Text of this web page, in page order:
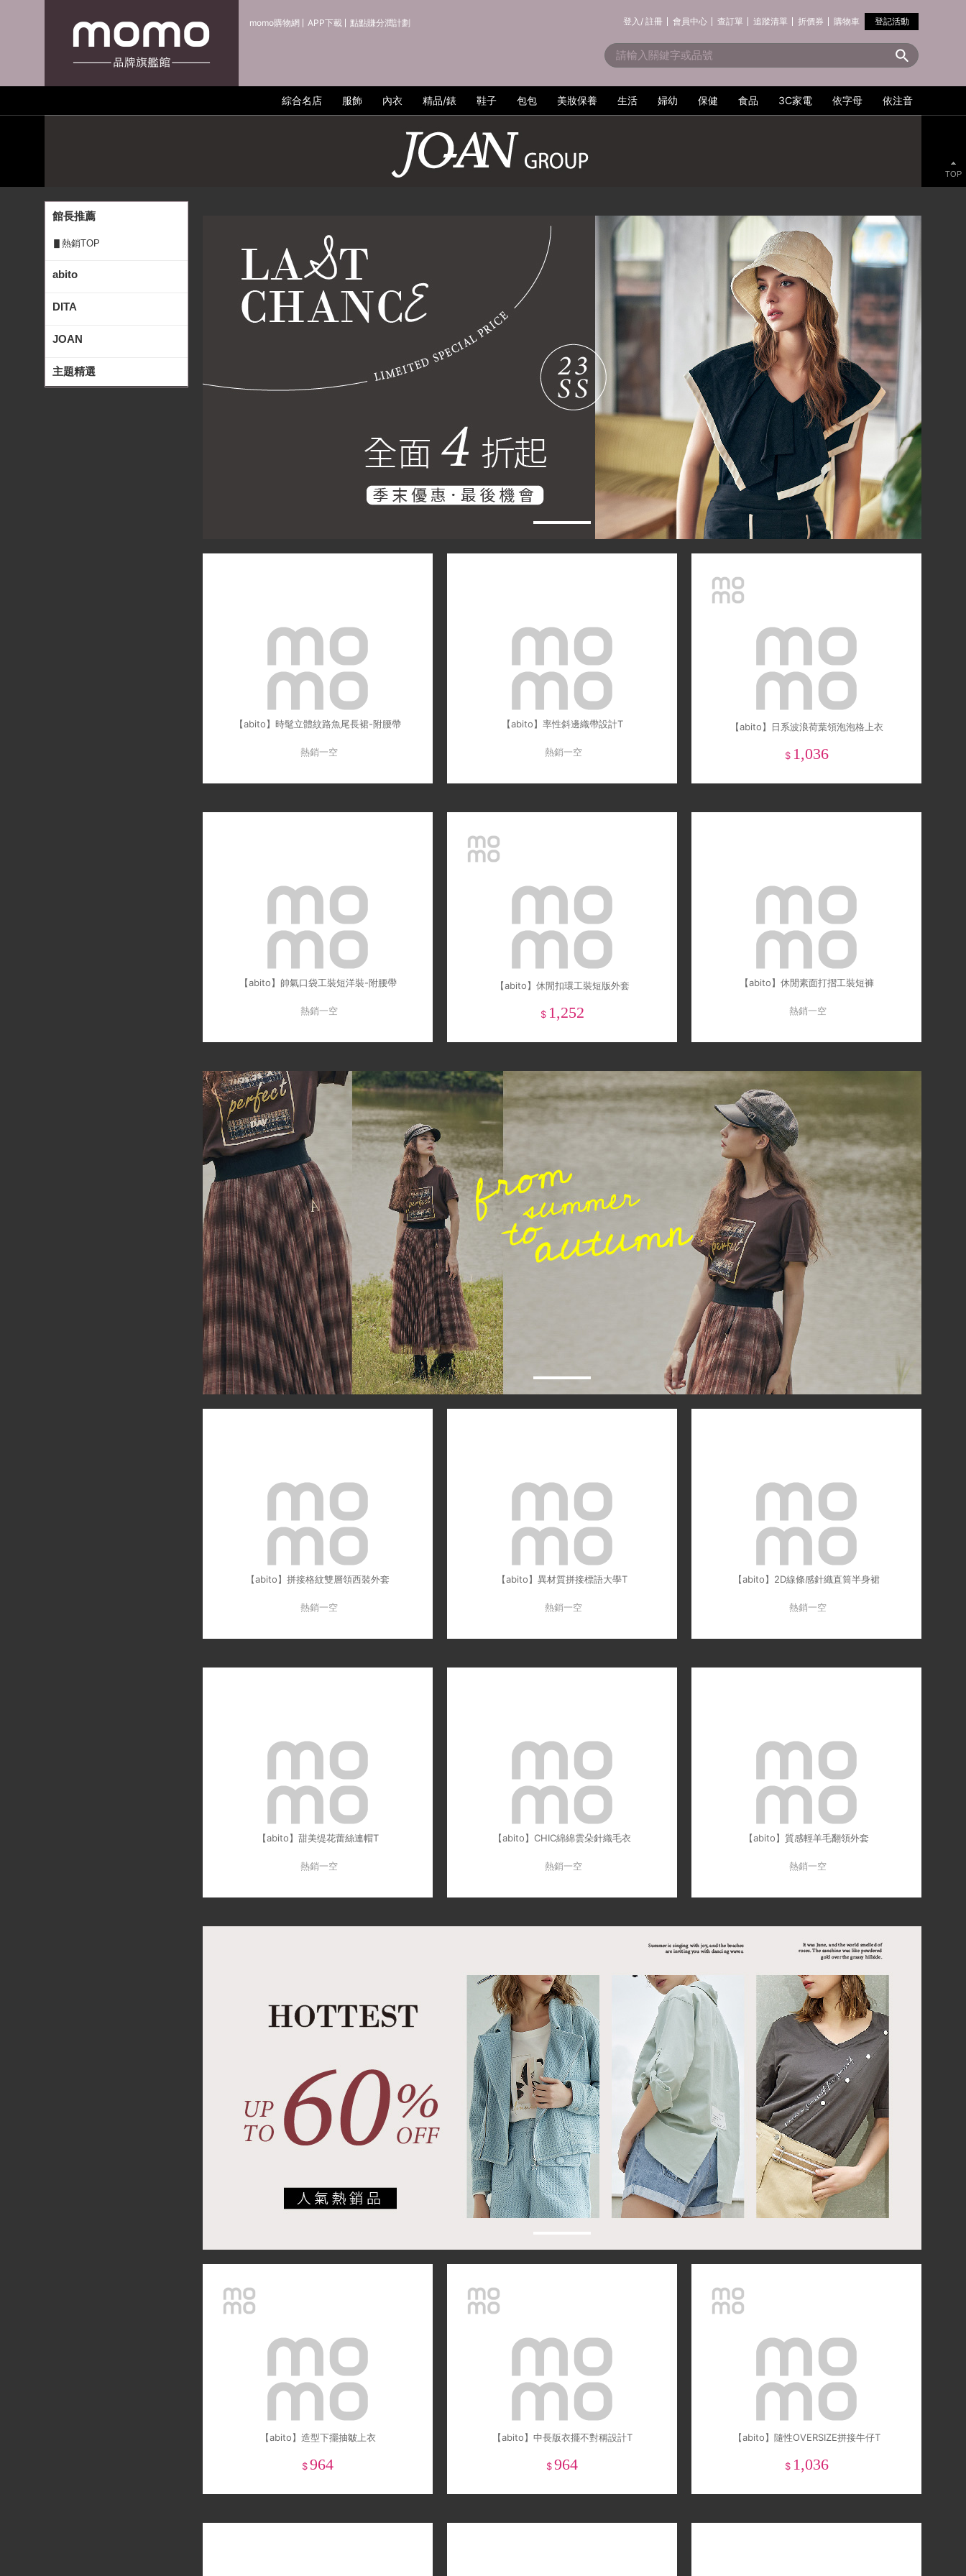
momo購物網 APP下載 點點賺分潤計劃 登記活動
登入/ 註冊 會員中心 查訂單 追蹤清單 折價券 購物車
綜合名店 服飾 內衣 精品/錶 鞋子 包包 美妝保養 生活 婦幼 保健 食品 3C家電 依字母 依注音
【abito】時髦立體紋路魚尾長裙-附腰帶
熱銷一空
【abito】率性斜邊織帶設計T
熱銷一空
【abito】日系波浪荷葉領泡泡格上衣
$ 1,036
【abito】帥氣口袋工裝短洋裝-附腰帶
熱銷一空
【abito】休閒扣環工裝短版外套
$ 1,252
【abito】休閒素面打摺工裝短褲
熱銷一空
【abito】拼接格紋雙層領西裝外套
熱銷一空
【abito】異材質拼接標語大學T
熱銷一空
【abito】2D線條感針織直筒半身裙
熱銷一空
【abito】甜美缇花蕾絲連帽T
熱銷一空
【abito】CHIC綿綿雲朵針織毛衣
熱銷一空
【abito】質感輕羊毛翻領外套
熱銷一空
【abito】造型下擺抽皺上衣
$964
【abito】中長版衣擺不對稱設計T
$964
【abito】隨性OVERSIZE拼接牛仔T
$ 1,036
館長推薦
▋熱銷TOP
abito
DITA
JOAN
主題精選
TOP